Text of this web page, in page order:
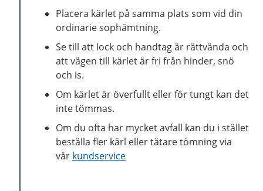
Placera kärlet på samma plats som vid din
ordinarie sophämtning.
Se till att lock och handtag är rättvända och
att vägen till kärlet är fri från hinder, snö
och is.
Om kärlet är överfullt eller för tungt kan det
inte tömmas.
Om du ofta har mycket avfall kan du i stället
beställa fler kärl eller tätare tömning via
vår kundservice